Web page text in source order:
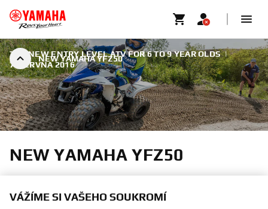
NEW YAMAHA YFZ50
THE NEW ENTRY LEVEL ATV FOR 6 TO 9 YEAR OLDS |
7. ČERVNA 2016
NEW YAMAHA YFZ50
strengthened with the launch of the new YFZ50 youth
VÁŽÍME SI VAŠEHO SOUKROMÍ